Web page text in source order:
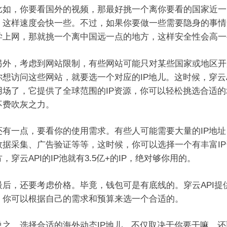
如，你要看国外的视频，那最好挑一个离你要看的国家近
这样速度会快一些。不过，如果你要做一些需要隐身的事
上网，那就挑一个离中国远一点的地方，这样安全性会高
考虑到网站限制，有些网站可能只对某些国家或地区
想访问这些网站，就要选一个对应的IP地儿。这时候，穿
场了，它提供了全球范围的IP资源，你可以轻松挑选合适
吹灰之力。
点，要看你的使用需求。有些人可能需要大量的IP地址
据采集、广告验证等等，这时候，你可以选择一个有丰富
穿云API的IP池就有3.5亿+的IP，绝对够你用的。
还要考虑价格。毕竟，钱包可是有底线的。穿云API提
可以根据自己的需求和预算来选一个合适的。